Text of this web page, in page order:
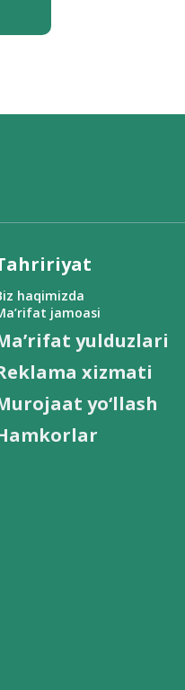
haqimizda
jamoasi
yulduzlari
xizmati
yo‘llash